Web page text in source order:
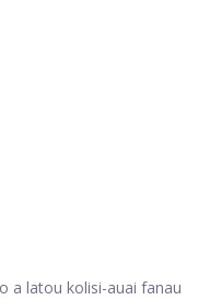
a latou kolisi-auai fanau